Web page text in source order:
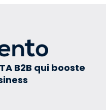
B2B qui booste